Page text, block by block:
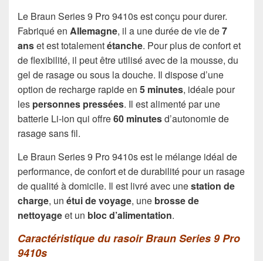
Le Braun Series 9 Pro 9410s est conçu pour durer.
Fabriqué en Allemagne, il a une durée de vie de7
anset est totalementétanche. Pour plus de confort et
de flexibilité, il peut être utilisé avec de la mousse, du
gel de rasage ou sous la douche. Il dispose d’une
option de recharge rapide en 5 minutes, idéale pour
les personnes pressées. Il est alimenté par une
batterie Li-ion qui offre60 minutesd’autonomie de
rasage sans fil.
Le Braun Series 9 Pro 9410s est le mélange idéal de
performance, de confort et de durabilité pour un rasage
de qualité à domicile. Il est livré avec unestation de
charge, un étui de voyage, une brosse de
nettoyageet un bloc d’alimentation.
Caractéristique du rasoir Braun Series 9 Pro
9410s